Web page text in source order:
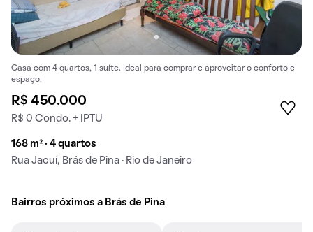
Casa com 4 quartos, 1 suíte. Ideal para comprar e aproveitar o conforto e
espaço.
R$ 450.000
R$ 0 Condo. + IPTU
168 m² · 4 quartos
Rua Jacuí, Brás de Pina · Rio de Janeiro
Bairros próximos a Brás de Pina